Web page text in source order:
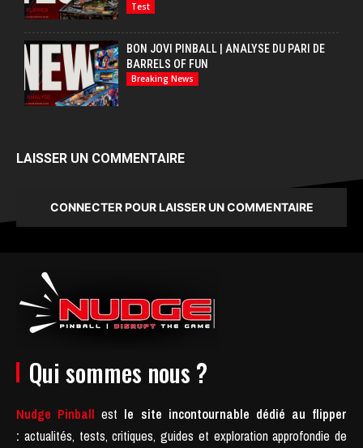
Test
BON JOVI PINBALL | ANALYSE DU PARI DE
BARRELS OF FUN
Breaking News
LAISSER UN COMMENTAIRE
CONNECTER POUR LAISSER UN COMMENTAIRE
Qui sommes nous ?
Nudge Pinball est le site incontournable dédié au flipper
: actualités, tests, critiques, guides et exploration approfondie de